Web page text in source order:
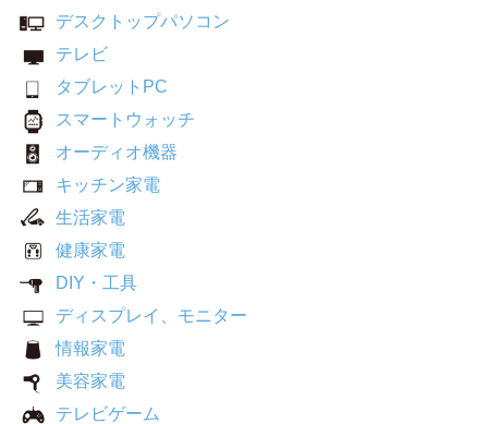
デスクトップパソコン
テレビ
タブレットPC
スマートウォッチ
オーディオ機器
キッチン家電
生活家電
健康家電
DIY・工具
ディスプレイ、モニター
情報家電
美容家電
テレビゲーム